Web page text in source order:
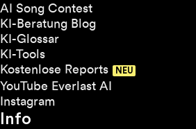
AI Song Contest
KI-Beratung Blog
KI-Glossar
KI-Tools
Kostenlose Reports
YouTube Everlast AI
Instagram
Info